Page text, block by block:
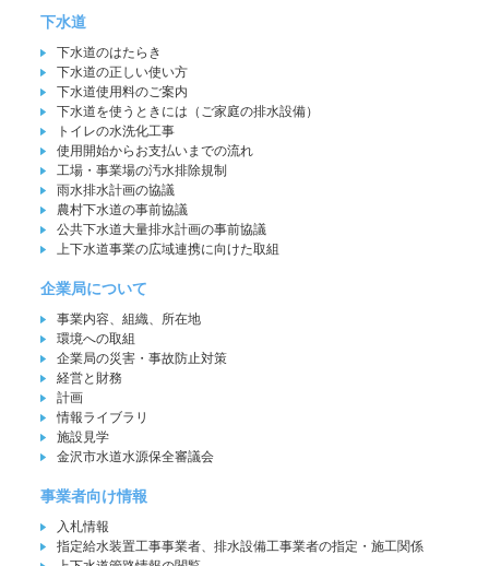
下水道
下水道のはたらき
下水道の正しい使い方
下水道使用料のご案内
下水道を使うときには（ご家庭の排水設備）
トイレの水洗化工事
使用開始からお支払いまでの流れ
工場・事業場の汚水排除規制
雨水排水計画の協議
農村下水道の事前協議
公共下水道大量排水計画の事前協議
上下水道事業の広域連携に向けた取組
企業局について
事業内容、組織、所在地
環境への取組
企業局の災害・事故防止対策
経営と財務
計画
情報ライブラリ
施設見学
金沢市水道水源保全審議会
事業者向け情報
入札情報
指定給水装置工事事業者、排水設備工事業者の指定・施工関係